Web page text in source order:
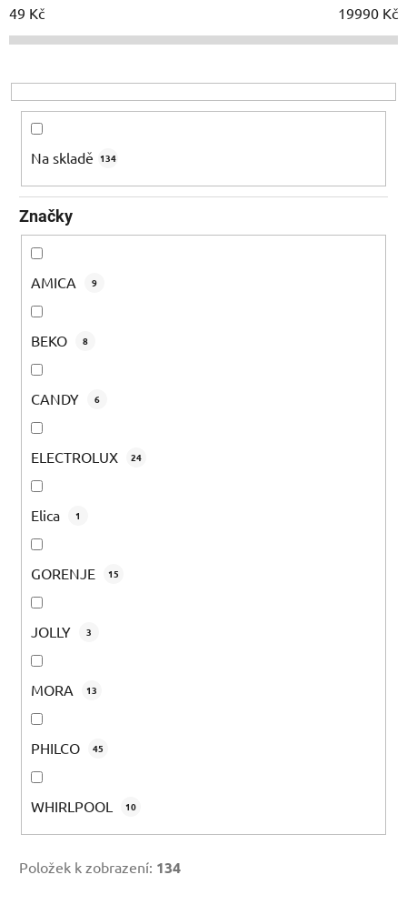
í
p
o
d
ů
49 Kč 19990 Kč
Na skladě 134
Značky
AMICA 9
BEKO 8
CANDY 6
ELECTROLUX 24
Elica 1
GORENJE 15
JOLLY 3
MORA 13
PHILCO 45
WHIRLPOOL 10
Položek k zobrazení: 134